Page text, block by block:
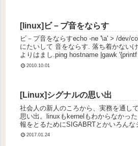
[linux]ビ－プ音をならす
ビ－プ音をならすecho -ne '\a' > /dev/
にたいして 音をならす. 落ち着かない
よりはまし.ping hostname |gawk
2010.10.01
[Linux]シグナルの思い出
社会人の新人のころから、実務を通し
思い出。linuxもkernelもわからなかっ
報をとるためにSIGABRTとかいろんな
その違いを調べたり、独自のシグナル
2017.01.24